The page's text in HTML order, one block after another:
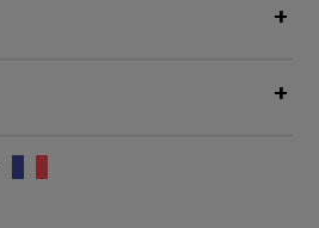
+
+